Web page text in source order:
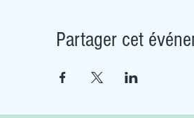
Partager cet